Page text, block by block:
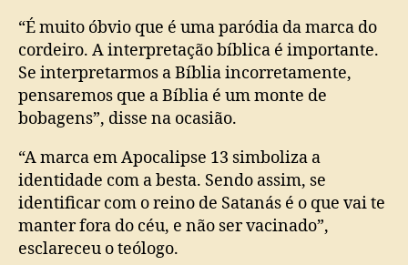
“É muito óbvio que é uma paródia da marca do
cordeiro. A interpretação bíblica é importante.
Se interpretarmos a Bíblia incorretamente,
pensaremos que a Bíblia é um monte de
bobagens”, disse na ocasião.
“A marca em Apocalipse 13 simboliza a
identidade com a besta. Sendo assim, se
identificar com o reino de Satanás é o que vai te
manter fora do céu, e não ser vacinado”,
esclareceu o teólogo.